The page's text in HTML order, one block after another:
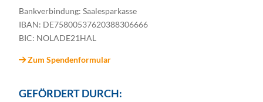
Bankverbindung: Saalesparkasse
IBAN: DE75800537620388306666
BIC: NOLADE21HAL
Zum Spendenformular
GEFÖRDERT DURCH: